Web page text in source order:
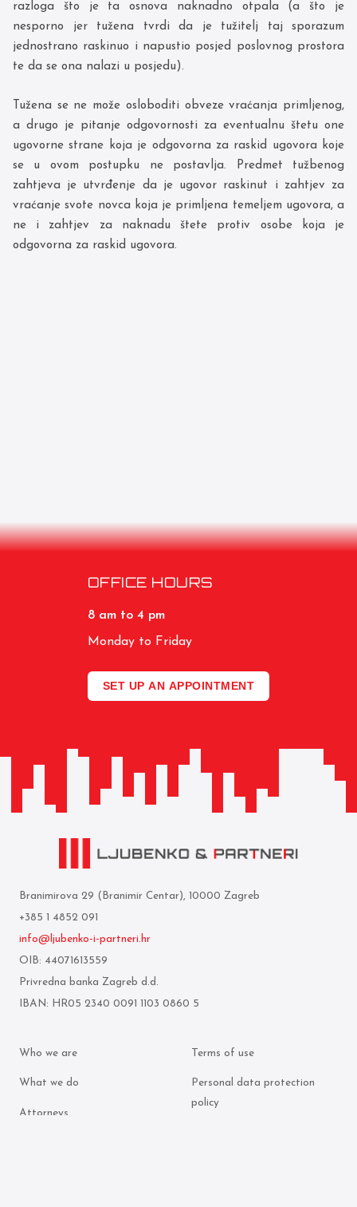
razloga što je ta osnova naknadno otpala (a što je
nesporno jer tužena tvrdi da je tužitelj taj sporazum
jednostrano raskinuo i napustio posjed poslovnog prostora
te da se ona nalazi u posjedu).
Tužena se ne može osloboditi obveze vraćanja primljenog,
a drugo je pitanje odgovornosti za eventualnu štetu one
ugovorne strane koja je odgovorna za raskid ugovora koje
se u ovom postupku ne postavlja. Predmet tužbenog
zahtjeva je utvrđenje da je ugovor raskinut i zahtjev za
vraćanje svote novca koja je primljena temeljem ugovora, a
ne i zahtjev za naknadu štete protiv osobe koja je
odgovorna za raskid ugovora.
OFFICE HOURS
8 am to 4 pm
Monday to Friday
SET UP AN APPOINTMENT
Branimirova 29 (Branimir Centar), 10000 Zagreb
+385 1 4852 091
info@ljubenko-i-partneri.hr
OIB: 44071613559
Privredna banka Zagreb d.d.
IBAN: HR05 2340 0091 1103 0860 5
Who we are
What we do
Attorneys
Terms of use
Personal data protection
policy